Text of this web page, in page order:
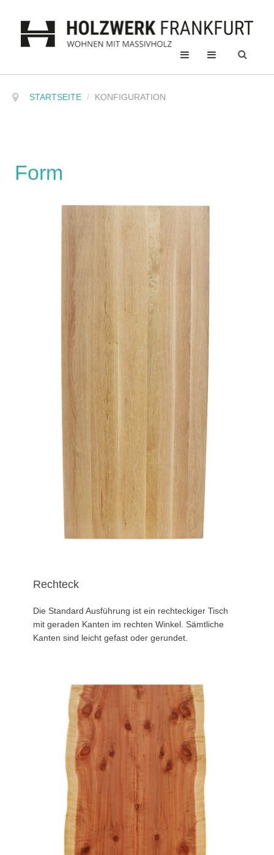
STARTSEITE / KONFIGURATION
Form
Rechteck
Die Standard Ausführung ist ein rechteckiger Tisch
mit geraden Kanten im rechten Winkel. Sämtliche
Kanten sind leicht gefast oder gerundet.